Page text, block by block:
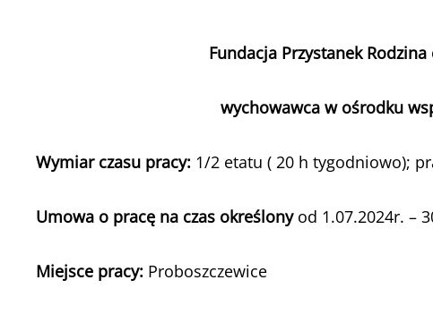
Fundacja Przystanek
wychowawca w ośrodku
Wymiar czasu pracy: 1/2 etatu ( 20 h tygodniowo);
Umowa o pracę na czas określony od 1.07.2024r. –
Miejsce pracy: Proboszczewice